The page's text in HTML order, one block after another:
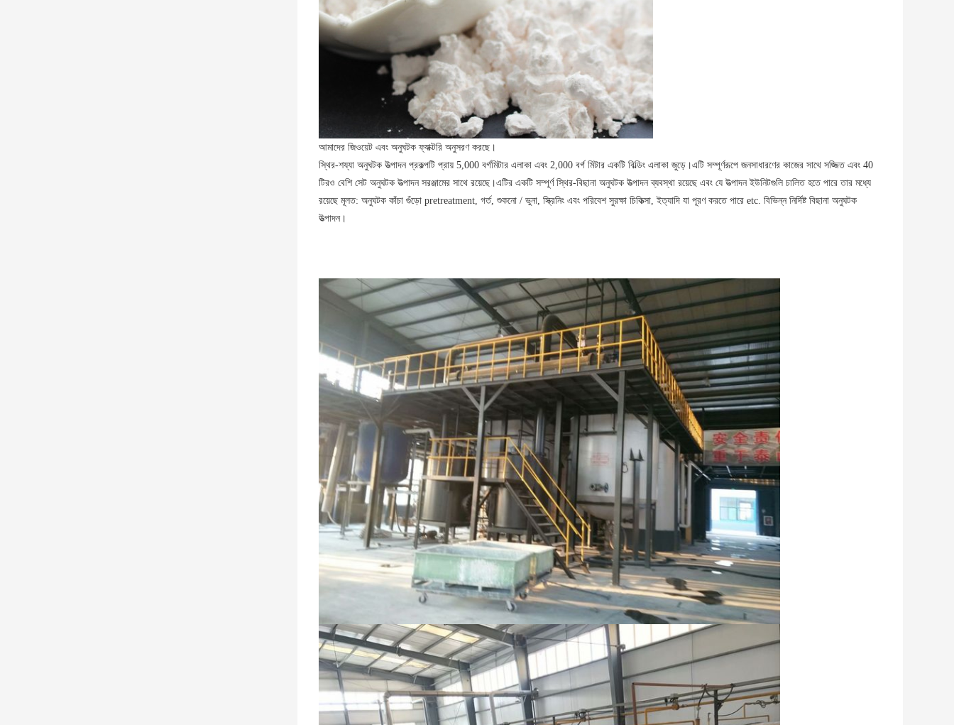
আমাদের জিওয়েট এবং অনুঘটক ফ্যাক্টরি অনুসরণ করছে।
স্থির-শয্যা অনুঘটক উত্পাদন প্রকল্পটি প্রায় 5,000 বর্গমিটার এলাকা এবং 2,000 বর্গ মিটার একটি বিল্ডিং এলাকা জুড়ে।এটি সম্পূর্ণরূপে জনসাধারণের কাজের সাথে সজ্জিত এবং 40
টিরও বেশি সেট অনুঘটক উত্পাদন সরঞ্জামের সাথে রয়েছে।এটির একটি সম্পূর্ণ স্থির-বিছানা অনুঘটক উত্পাদন ব্যবস্থা রয়েছে এবং যে উত্পাদন ইউনিটগুলি চালিত হতে পারে তার মধ্যে
রয়েছে মূলত: অনুঘটক কাঁচা গুঁড়ো pretreatment, গর্ত, শুকনো / ভুনা, স্ক্রিনিং এবং পরিবেশ সুরক্ষা চিকিত্সা, ইত্যাদি যা পূরণ করতে পারে etc. বিভিন্ন নির্দিষ্ট বিছানা অনুঘটক
উত্পাদন।